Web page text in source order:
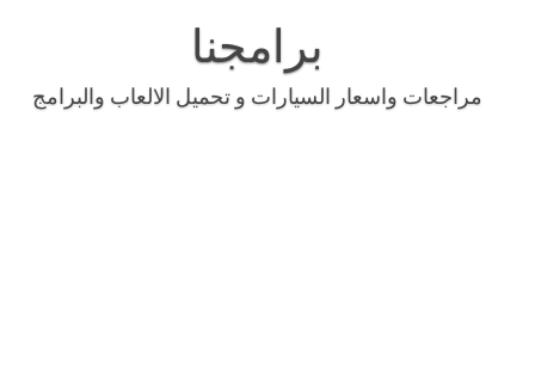
برامجنا
مراجعات واسعار السيارات و تحميل الالعاب والبرامج